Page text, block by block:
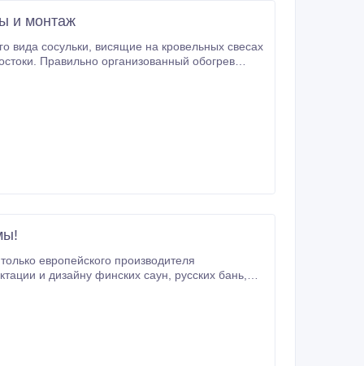
и монтаж
кровельных свесах
европейского производителя